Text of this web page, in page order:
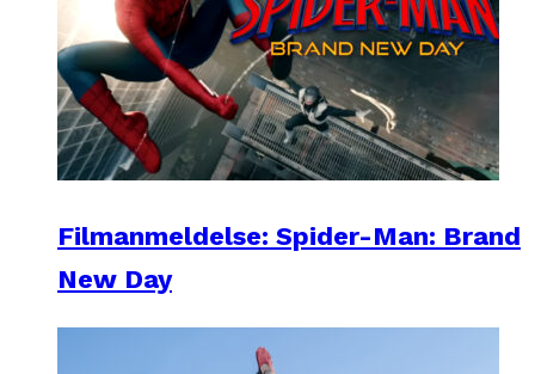
Filmanmeldelse: Spider-Man: Brand
New Day